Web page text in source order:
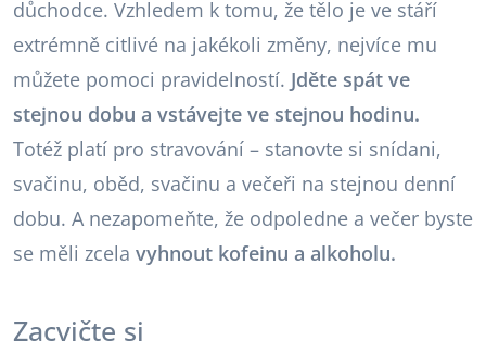
důchodce. Vzhledem k tomu, že tělo je ve stáří
extrémně citlivé na jakékoli změny, nejvíce mu
můžete pomoci pravidelností. Jděte spát ve
stejnou dobu a vstávejte ve stejnou hodinu.
Totéž platí pro stravování – stanovte si snídani,
svačinu, oběd, svačinu a večeři na stejnou denní
dobu. A nezapomeňte, že odpoledne a večer byste
se měli zcela vyhnout kofeinu a alkoholu.
Zacvičte si